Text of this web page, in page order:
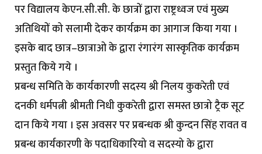
पर विद्यालय केएन.सी.सी. के छात्रों द्वारा राष्ट्रध्वज एवं मुख्य
अतिथियों को सलामी देकर कार्यक्रम का आगाज किया गया ।
इसके बाद छात्र–छात्राओ के द्वारा रंगारंग सास्कृतिक कार्यक्रम
प्रस्तुत किये गये ।
प्रबन्ध समिति के कार्यकारणी सदस्य श्री निलय कुकरेती एवं
दनकी धर्मपत्नी श्रीमती निधी कुकरेती द्वारा समस्त छात्रो ट्रैक सूट
दान किये गया । इस अवसर पर प्रबन्धक श्री कुन्दन सिंह रावत व
प्रबन्ध कार्यकारणी के पदाधिकारियो व सदस्यो के द्वारा